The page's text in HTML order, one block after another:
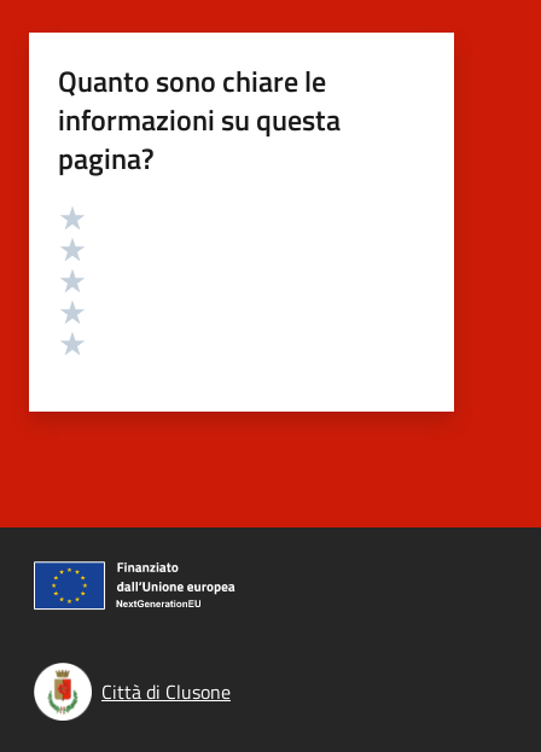
Quanto sono chiare le
informazioni su questa
pagina?
Valutazione
Città di Clusone